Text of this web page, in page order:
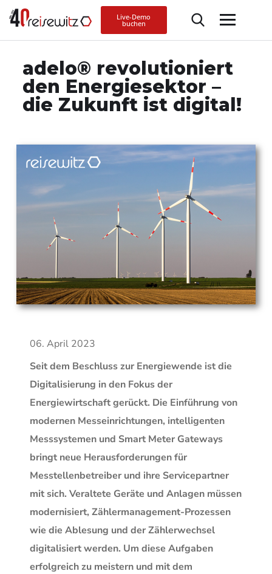
Live-Demo
buchen
adelo® revolutioniert
den Energiesektor –
die Zukunft ist digital!
06. April 2023
Seit dem Beschluss zur Energiewende ist die
Digitalisierung in den Fokus der
Energiewirtschaft gerückt. Die Einführung von
modernen Messeinrichtungen, intelligenten
Messsystemen und Smart Meter Gateways
bringt neue Herausforderungen für
Messtellenbetreiber und ihre Servicepartner
mit sich. Veraltete Geräte und Anlagen müssen
modernisiert, Zählermanagement-Prozessen
wie die Ablesung und der Zählerwechsel
digitalisiert werden. Um diese Aufgaben
erfolgreich zu meistern und mit dem